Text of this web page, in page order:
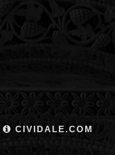
CIVIDALE.COM